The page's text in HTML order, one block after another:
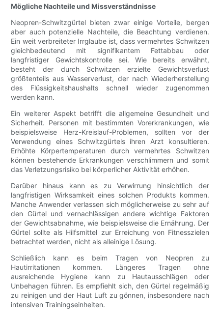
Mögliche Nachteile und Missverständnisse
Neopren-Schwitzgürtel bieten zwar einige Vorteile, bergen
aber auch potenzielle Nachteile, die Beachtung verdienen.
Ein weit verbreiteter Irrglaube ist, dass vermehrtes Schwitzen
gleichbedeutend mit signifikantem Fettabbau oder
langfristiger Gewichtskontrolle sei. Wie bereits erwähnt,
besteht der durch Schwitzen erzielte Gewichtsverlust
größtenteils aus Wasserverlust, der nach Wiederherstellung
des Flüssigkeitshaushalts schnell wieder zugenommen
werden kann.
Ein weiterer Aspekt betrifft die allgemeine Gesundheit und
Sicherheit. Personen mit bestimmten Vorerkrankungen, wie
beispielsweise Herz-Kreislauf-Problemen, sollten vor der
Verwendung eines Schwitzgürtels ihren Arzt konsultieren.
Erhöhte Körpertemperaturen durch vermehrtes Schwitzen
können bestehende Erkrankungen verschlimmern und somit
das Verletzungsrisiko bei körperlicher Aktivität erhöhen.
Darüber hinaus kann es zu Verwirrung hinsichtlich der
langfristigen Wirksamkeit eines solchen Produkts kommen.
Manche Anwender verlassen sich möglicherweise zu sehr auf
den Gürtel und vernachlässigen andere wichtige Faktoren
der Gewichtsabnahme, wie beispielsweise die Ernährung. Der
Gürtel sollte als Hilfsmittel zur Erreichung von Fitnesszielen
betrachtet werden, nicht als alleinige Lösung.
Schließlich kann es beim Tragen von Neopren zu
Hautirritationen kommen. Längeres Tragen ohne
ausreichende Hygiene kann zu Hautausschlägen oder
Unbehagen führen. Es empfiehlt sich, den Gürtel regelmäßig
zu reinigen und der Haut Luft zu gönnen, insbesondere nach
intensiven Trainingseinheiten.